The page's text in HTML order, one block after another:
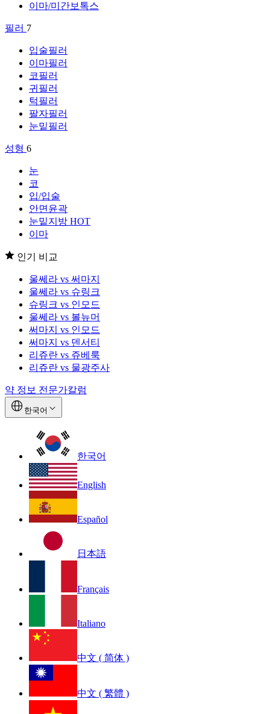
이마/미간보톡스
필러 7
입술필러
이마필러
코필러
귀필러
턱필러
팔자필러
눈밑필러
성형 6
눈
코
입/입술
안면윤곽
눈밑지방 HOT
이마
인기 비교
울쎄라 vs 써마지
울쎄라 vs 슈링크
슈링크 vs 인모드
울쎄라 vs 볼뉴머
써마지 vs 인모드
써마지 vs 덴서티
리쥬란 vs 쥬베룩
리쥬란 vs 물광주사
약 정보 전문가칼럼
한국어
한국어
English
Español
日本語
Français
Italiano
中文 ( 简体 )
中文 ( 繁體 )